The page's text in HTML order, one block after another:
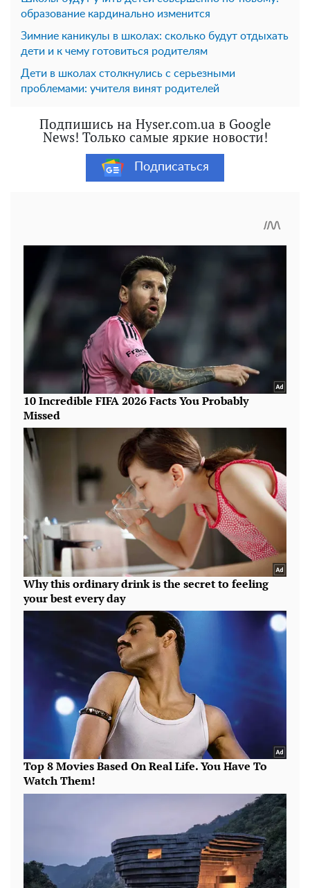
образование кардинально изменится
Зимние каникулы в школах: сколько будут отдыхать
дети и к чему готовиться родителям
Дети в школах столкнулись с серьезными
проблемами: учителя винят родителей
Подпишись на Hyser.com.ua в Google
News! Только самые яркие новости!
Подписаться